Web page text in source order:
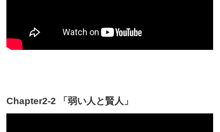
Chapter2-2 「弱い人と賢人」